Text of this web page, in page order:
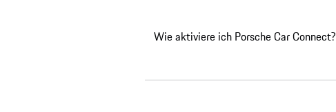
Wie aktiviere ich Porsche Car Connect?